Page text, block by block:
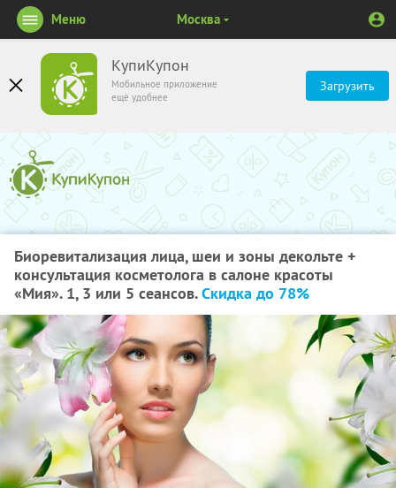
КупиКупон
Мобильное приложение
ещё удобнее
Загрузить
Меню Москва
Биоревитализация лица, шеи и зоны декольте +
консультация косметолога в салоне красоты
«Мия». 1, 3 или 5 сеансов.Скидка до 78%